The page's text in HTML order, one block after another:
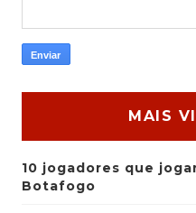
MAIS
10 jogadores que
Botafogo